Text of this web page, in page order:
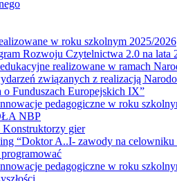
w roku szkolnym 2025/2026
Rozwoju Czytelnictwa 2.0 na lata
realizowane w ramach
związanych z realizacją
o Funduszach Europejskich IX”
pedagogiczne w roku
NBP
Konstruktorzy gier
“Doktor A..I- zawody na
pedagogiczne w roku